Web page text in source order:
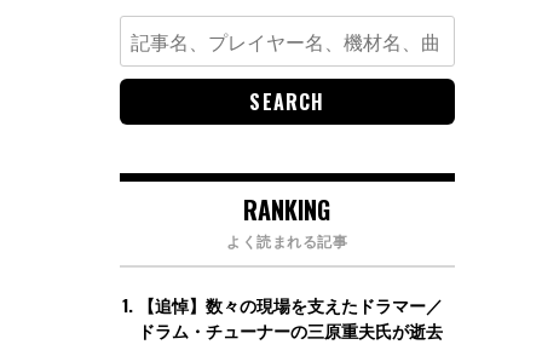
Search
for:
RANKING
よく読まれる記事
【追悼】数々の現場を支えたドラマー／
ドラム・チューナーの三原重夫氏が逝去